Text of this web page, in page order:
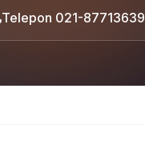
Telepon 021-87713639